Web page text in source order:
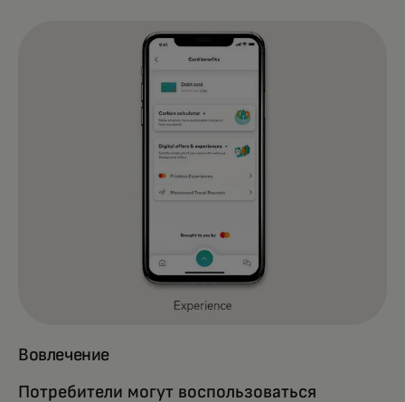
Вовлечение
Потребители могут воспользоваться